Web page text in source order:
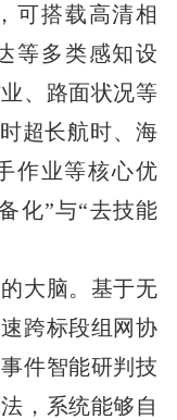
可搭载高清相
等多类感知设
、路面状况等
超长航时、海
作业等核心优
化”与“去技能
大脑。基于无
跨标段组网协
件智能研判技
，系统能够自